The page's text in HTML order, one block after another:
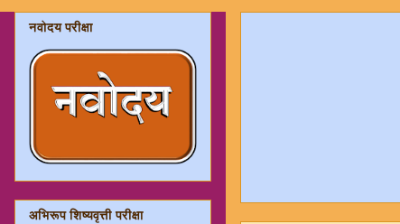
नवोदय परीक्षा
अभिरूप शिष्यवृत्ती परीक्षा